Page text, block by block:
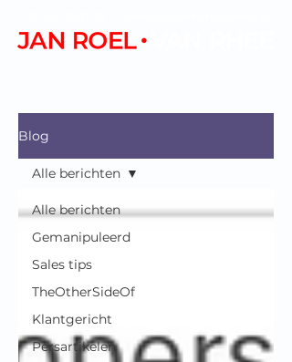
Blog
Alle berichten
Gemanipuleerd
Sales tips
TheOtherSideOf
Klantgericht
Persartikelen
Alle berichten